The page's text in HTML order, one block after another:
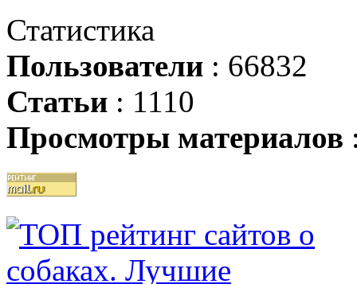
Статистика
Пользователи : 66832
Статьи : 1110
Просмотры материалов